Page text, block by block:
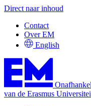
Direct naar inhoud
Contact
Over EM
English
van de Erasmus